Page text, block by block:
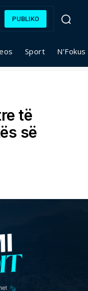
PUBLIKO
Sport
të
së